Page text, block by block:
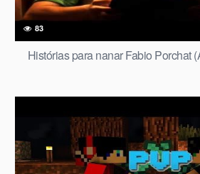
83
Histórias para nanar Fabio Porchat